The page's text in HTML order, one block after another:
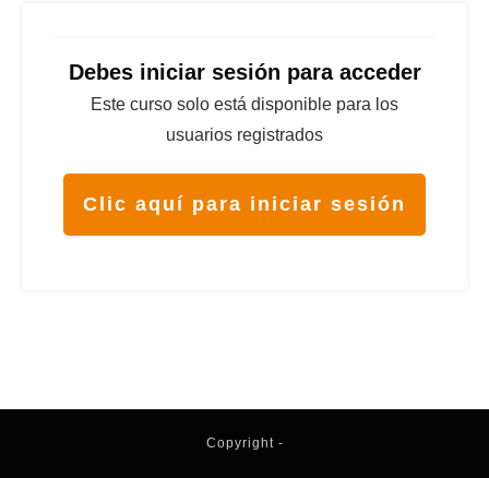
Debes iniciar sesión para acceder
Este curso solo está disponible para los
usuarios registrados
Clic aquí para iniciar sesión
Copyright -